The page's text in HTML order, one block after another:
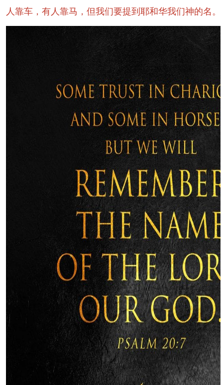
人靠车，有人靠马，但我们要提到耶和华我们神的名。